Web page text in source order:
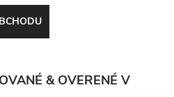
& OVERENÉ V